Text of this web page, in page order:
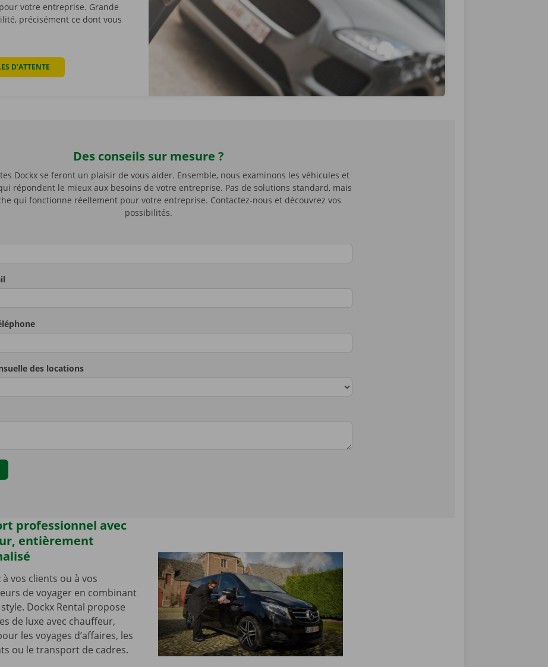
votre entreprise. Grande
précisément ce dont vous
D’ATTENTE
Des conseils sur mesure ?
Dockx se feront un plaisir de vous aider. Ensemble, nous examinons les véhicules et
répondent le mieux aux besoins de votre entreprise. Pas de solutions standard, mais
qui fonctionne réellement pour votre entreprise. Contactez-nous et découvrez vos
possibilités.
des locations
professionnel avec
entièrement
vos clients ou à vos
de voyager en combinant
Dockx Rental propose
de luxe avec chauffeur,
les voyages d’affaires, les
ou le transport de cadres.